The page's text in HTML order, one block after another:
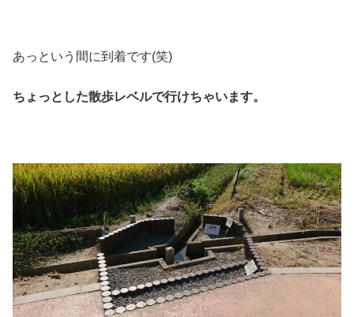
あっという間に到着です(笑)
ちょっとした散歩レベルで行けちゃいます。